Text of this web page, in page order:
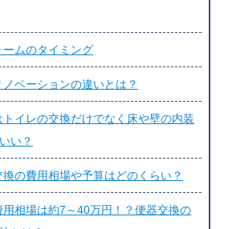
ームのタイミング
ノベーションの違いとは？
トイレの交換だけでなく床や壁の内装
い？
換の費用相場や予算はどのくらい？
用相場は約7～40万円！？便器交換の